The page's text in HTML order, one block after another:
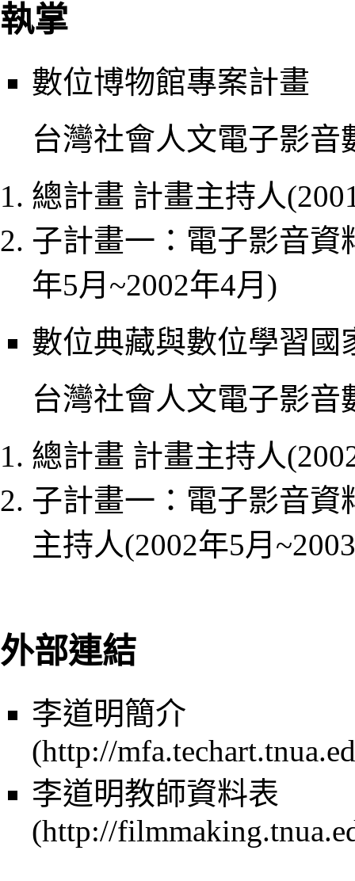
執掌
數位博物館專案計畫
台灣社會人文電子影音
總計畫 計畫主持人
子計畫一：電子影音資
年5月~2002年4月)
數位典藏與數位學習國
台灣社會人文電子影音
總計畫 計畫主持人
子計畫一：電子影音
主持人(2002年5月
外部連結
李道明簡介
李道明教師資料表